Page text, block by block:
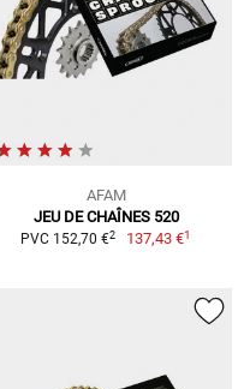
AFAM
JEU DE CHAÎNES 520
PVC 152,70 €2 137,43 €1